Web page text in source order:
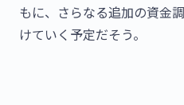
もに、さらなる追加の資金
けていく予定だそう。